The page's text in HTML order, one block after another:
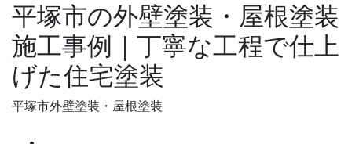
平塚市の外壁塗装・屋根塗装
施工事例｜丁寧な工程で仕上
げた住宅塗装
平塚市外壁塗装・屋根塗装